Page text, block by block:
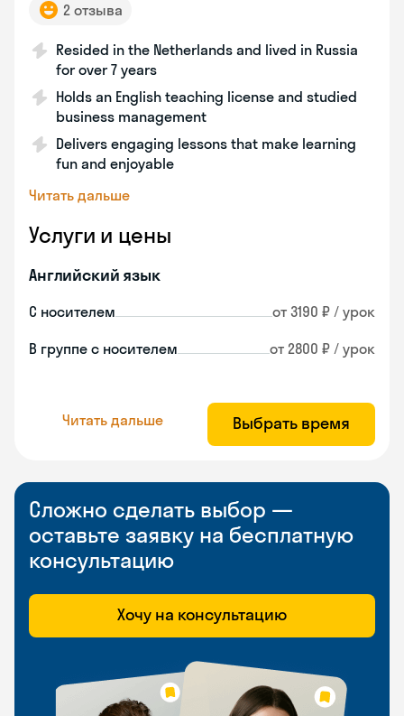
2 отзыва
Resided in the Netherlands and lived in Russia
for over 7 years
Holds an English teaching license and studied
business management
Delivers engaging lessons that make learning
fun and enjoyable
Читать дальше
Услуги и цены
Английский язык
С носителем от 3190 ₽ / урок
В группе с носителем от 2800 ₽ / урок
Читать дальше Выбрать время
Сложно сделать выбор —
оставьте заявку на бесплатную
консультацию
Хочу на консультацию